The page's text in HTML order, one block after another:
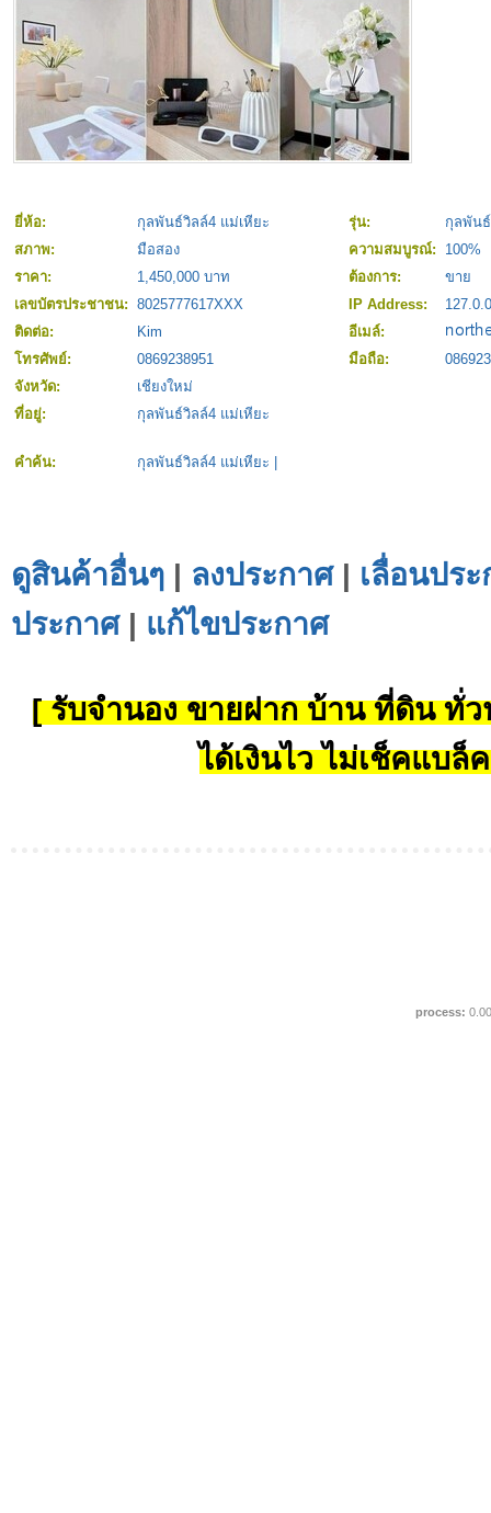
ยี่ห้อ: กุลพันธ์วิลล์4 แม่เหียะ รุ่น:
กุลพัน
สภาพ:
มือสอง ความสมบูรณ์:
100%
ราคา:
1,450,000 บาท ต้องการ:
ขาย
เลขบัตรประชาชน: 8025777617XXX IP Address:
ติดต่อ:
Kim
อีเมล์:
โทรศัพย์:
0869238951 มือถือ:
จังหวัด:
เชียงใหม่
ที่อยู่:
กุลพันธ์วิลล์4 แม่เหียะ
คำค้น: กุลพันธ์วิลล์4 แม่เหียะ
ดูสินค้าอื่นๆ | ลงประกาศ| เลื่อนปร
ประกาศ| แก้ไขประกาศ
[ รับจำนอง ขายฝาก บ้าน ที่ดิน ทั่ว
ได้เงินไว ไม่เช็คแบล็
process: